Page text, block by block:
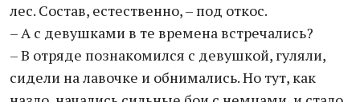
лес. Состав, естественно, – под откос.
– А с девушками в те времена встречались?
– В отряде познакомился с девушкой, гуляли,
сидели на лавочке и обнимались. Но тут, как